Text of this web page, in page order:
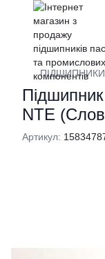
ПІДШИПНИКИ
NTE
Артикул: